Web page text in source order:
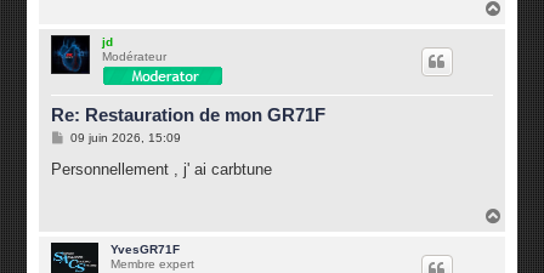
jd
Modérateur
Re: Restauration de mon GR71F
M
s
09 juin 2026, 15:09
Personnellement , j' ai carbtune
YvesGR71F
Membre expert